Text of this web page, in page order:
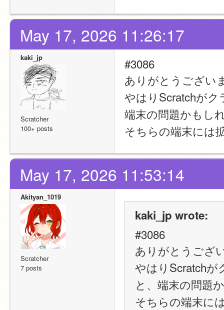
May 17, 2026 11:26:17
kaki_jp
Scratcher
100+ posts
#3086
ありがとうござい
やはりScratchが
端末の問題かもし
そちらの端末には
May 17, 2026 11:53:14
Akityan_1019
Scratcher
7 posts
kaki_jp wrote:
#3086
ありがとうござ
やはりScratchが
と、端末の問題
そちらの端末に